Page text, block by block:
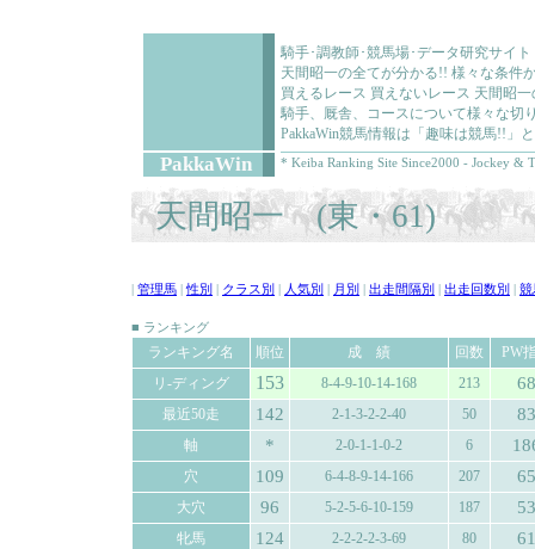
騎手･調教師･競馬場･データ研究サイ
天間昭一の全てが分かる!! 様々な条件
買えるレース 買えないレース 天間昭
騎手、厩舎、コースについて様々な切
PakkaWin競馬情報は「趣味は競馬!!」
PakkaWin * Keiba Ranking Site Since2000 - Jockey &
天間昭一 (東・61)
管理馬 |性別 クラス別 人気別 月別 出走間隔別 出走回数別 競
■ ランキング
ランキング名 順位 成 績 回数
PW
リ-ディング
153 8-4-9-10-14-168 213 68
最近50走 142 2-1-3-2-2-40 50 83
軸 * 2-0-1-1-0-2 6
穴 109 6-4-8-9-14-166 207 65
大穴 96 5-2-5-6-10-159 187 53
牝馬 124 2-2-2-2-3-69 80 61